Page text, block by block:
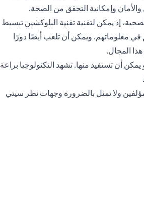
والأمان وإمكانية التحقق من الصحة.
إذ يمكن لتقنية تقنية البلوكشين تبسيط
معلوماتهم. ويمكن أن تلعب أيضًا دورًا
المجال.
أن تستفيد منها. تشهد التكنولوجيا براعة
ولا تمثل بالضرورة وجهات نظر سيتي